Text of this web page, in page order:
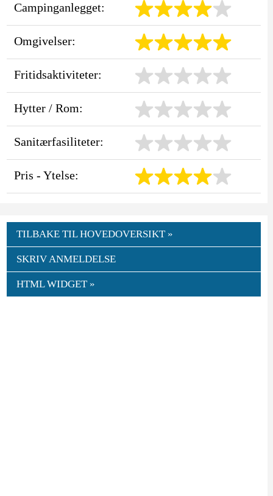
Campinganlegget:
Omgivelser:
Fritidsaktiviteter:
Hytter / Rom:
Sanitærfasiliteter:
Pris - Ytelse:
TILBAKE TIL HOVEDOVERSIKT »
SKRIV ANMELDELSE
HTML WIDGET »